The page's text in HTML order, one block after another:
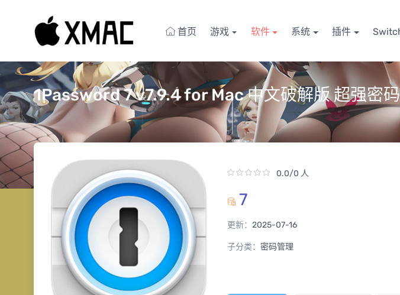
首页 游戏 软件 系统 插件
1Password 7 v7.9.4 for Mac 中文破解版 超强密
0.0/0 人
7
更新： 2025-07-16
子分类： 密码管理